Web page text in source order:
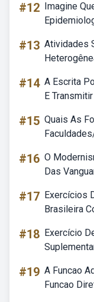
#12 Imagine
#13 Atividades
#14 A Escrita
E
#15 Quais As
#16 O
Das
#17 Exercícios
Brasileira
#18 Exercício
#19 A Funcao
Funcao